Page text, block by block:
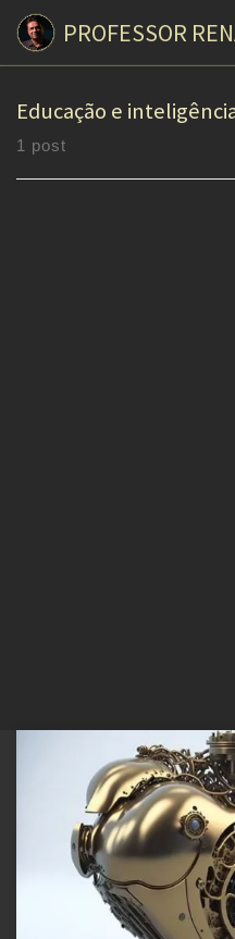
Skip to content
PROFESSOR
Educação e
1 post
Dentre tantas questões que têm
certeza a inteligência artificial e
Sustentabilidade, Saúde e na
grade relevância. Separei
redação do ENEM, bem como